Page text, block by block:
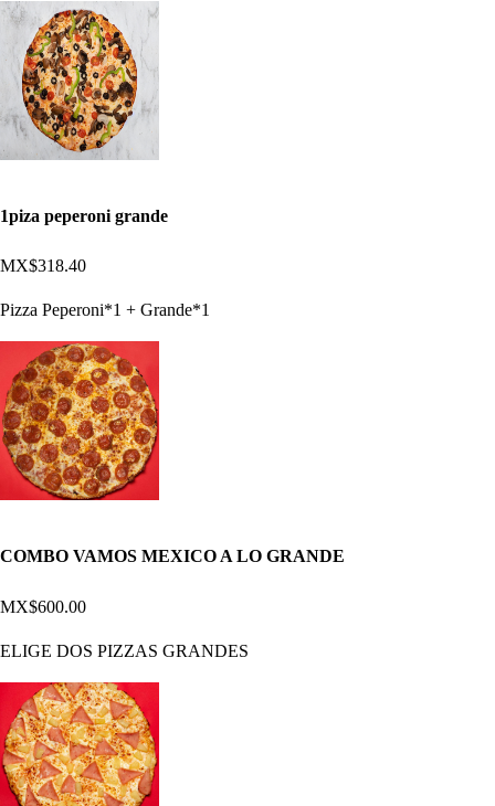
1piza peperoni grande
MX$318.40
Pizza Peperoni*1 + Grande*1
COMBO VAMOS MEXICO A LO GRANDE
MX$600.00
ELIGE DOS PIZZAS GRANDES